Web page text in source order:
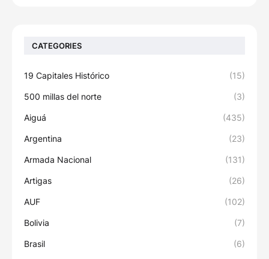
CATEGORIES
19 Capitales Histórico (15)
500 millas del norte (3)
Aiguá (435)
Argentina (23)
Armada Nacional (131)
Artigas (26)
AUF (102)
Bolivia (7)
Brasil (6)